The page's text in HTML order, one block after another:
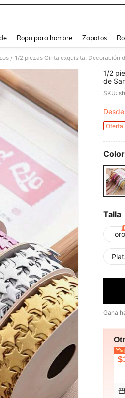
Ropa para hombre Zapatos
/
1/2
de
SKU:
Desde
Oferta
Talla
oro
Gana